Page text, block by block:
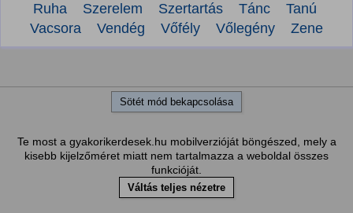
Ruha
Szerelem Szertartás Tánc
Tanú
Vacsora
Vendég Vőfély Vőlegény Zene
Sötét mód bekapcsolása
Te most a gyakorikerdesek.hu mobilverzióját böngészed, mely a
kisebb kijelzőméret miatt nem tartalmazza a weboldal összes
funkcióját.
Váltás teljes nézetre